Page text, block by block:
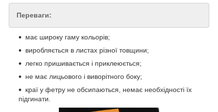
Переваги:
має широку гаму кольорів;
виробляється в листах різної товщини;
легко пришивається і приклеюється;
не має лицьового і виворітного боку;
краї у фетру не обсипаються, немає необхідності їх
підгинати.